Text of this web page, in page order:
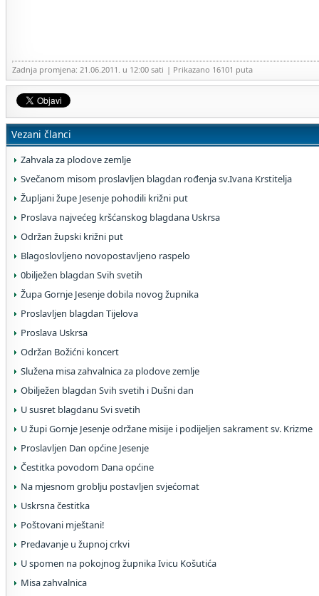
Zadnja promjena: 21.06.2011. u 12:00 sati | Prikazano 16101 puta
Vezani članci
Zahvala za plodove zemlje
Svečanom misom proslavljen blagdan rođenja sv.Ivana Krstitelja
Župljani župe Jesenje pohodili križni put
Proslava najvećeg kršćanskog blagdana Uskrsa
Održan župski križni put
Blagoslovljeno novopostavljeno raspelo
0bilježen blagdan Svih svetih
Župa Gornje Jesenje dobila novog župnika
Proslavljen blagdan Tijelova
Proslava Uskrsa
Održan Božićni koncert
Služena misa zahvalnica za plodove zemlje
Obilježen blagdan Svih svetih i Dušni dan
U susret blagdanu Svi svetih
U župi Gornje Jesenje održane misije i podijeljen sakrament sv. Krizme
Proslavljen Dan općine Jesenje
Čestitka povodom Dana općine
Na mjesnom groblju postavljen svjećomat
Uskrsna čestitka
Poštovani mještani!
Predavanje u župnoj crkvi
U spomen na pokojnog župnika Ivicu Košutića
Misa zahvalnica